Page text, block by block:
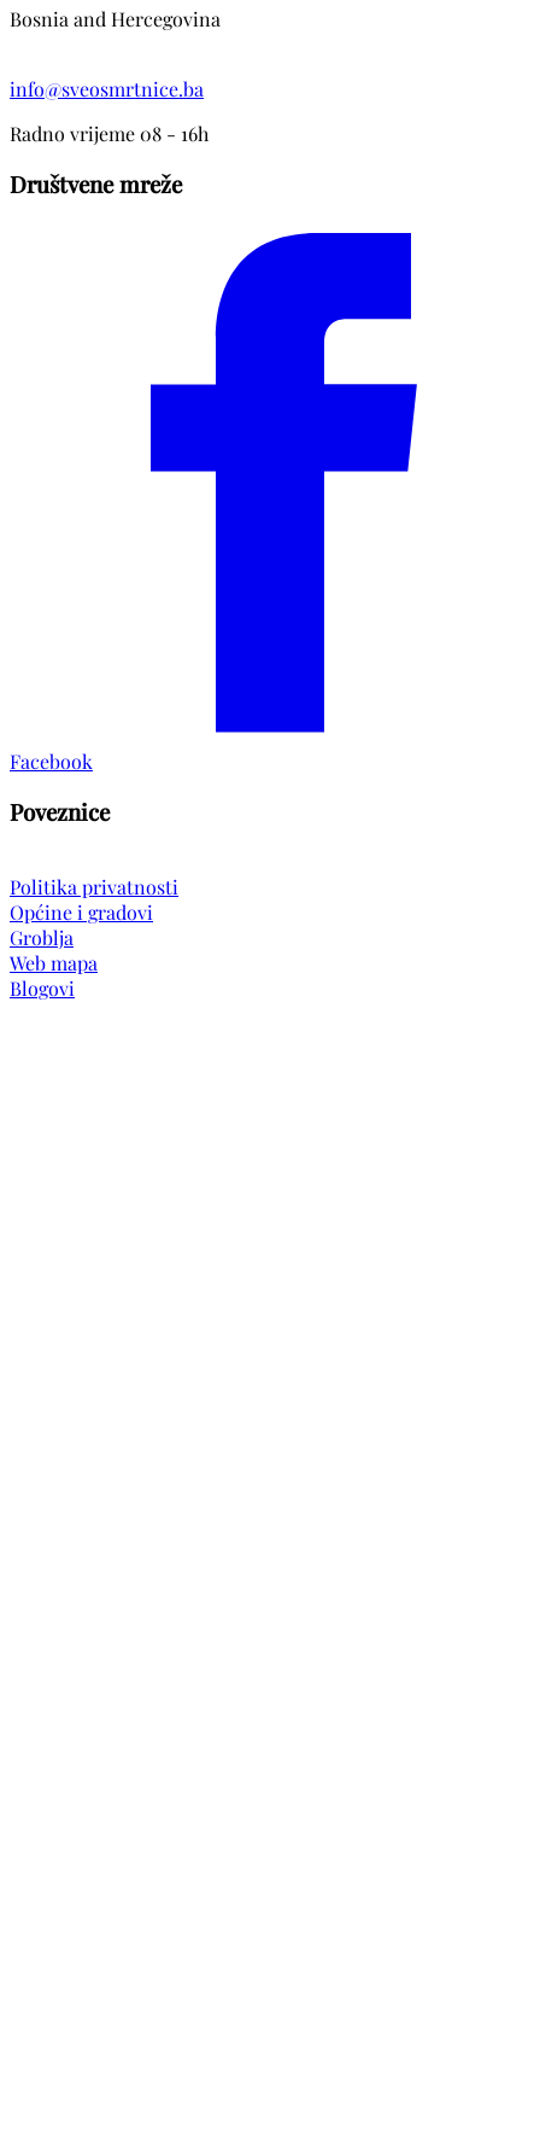
Bosnia and Hercegovina
info@sveosmrtnice.ba
Radno vrijeme 08 - 16h
Društvene mreže
Facebook
Poveznice
Politika privatnosti
Općine i gradovi
Groblja
Web mapa
Blogovi